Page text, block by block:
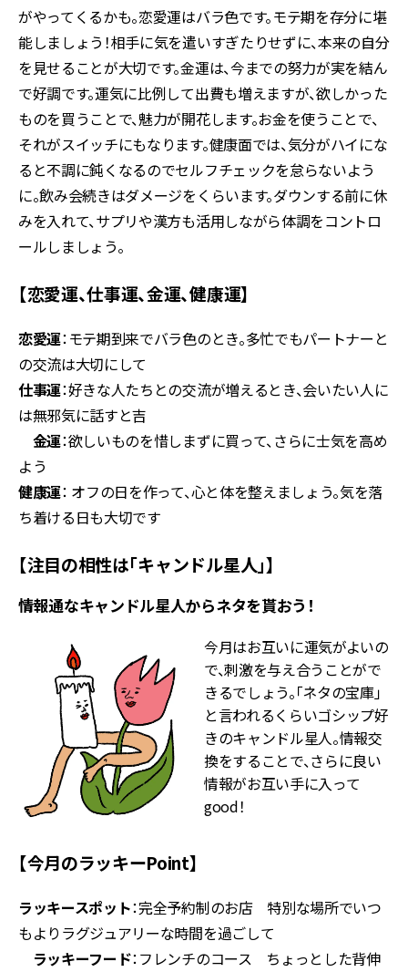
がやってくるかも。恋愛運はバラ色です。モテ期を存分に堪
能しましょう！相手に気を遣いすぎたりせずに、本来の自分
を見せることが大切です。金運は、今までの努力が実を結ん
で好調です。運気に比例して出費も増えますが、欲しかった
ものを買うことで、魅力が開花します。お金を使うことで、
それがスイッチにもなります。健康面では、気分がハイにな
ると不調に鈍くなるのでセルフチェックを怠らないよう
に。飲み会続きはダメージをくらいます。ダウンする前に休
みを入れて、サプリや漢方も活用しながら体調をコントロ
ールしましょう。
【恋愛運、仕事運、金運、健康運】
恋愛運：モテ期到来でバラ色のとき。多忙でもパートナーと
の交流は大切にして
仕事運：好きな人たちとの交流が増えるとき、会いたい人に
は無邪気に話すと吉
金運：欲しいものを惜しまずに買って、さらに士気を高め
よう
健康運： オフの日を作って、心と体を整えましょう。気を落
ち着ける日も大切です
【注目の相性は「キャンドル星人」】
情報通なキャンドル星人からネタを貰おう！
今月はお互いに運気がよいの
で、刺激を与え合うことがで
きるでしょう。「ネタの宝庫」
と言われるくらいゴシップ好
きのキャンドル星人。情報交
換をすることで、さらに良い
情報がお互い手に入って
good！
【今月のラッキーPoint】
ラッキースポット：完全予約制のお店 特別な場所でいつ
もよりラグジュアリーな時間を過ごして
ラッキーフード：フレンチのコース ちょっとした背伸